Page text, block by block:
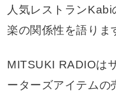
人気レストラン
楽の関係性を語りま
MITSUKI RADIOは
ーターズアイテムの